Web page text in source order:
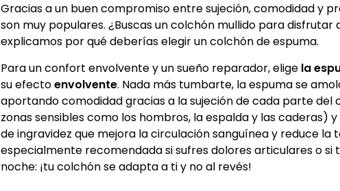
Gracias a un buen compromiso entre sujeción, comodidad y
son muy populares. ¿Buscas un colchón mullido para disfrutar
explicamos por qué deberías elegir un colchón de espuma.
Para un confort envolvente y un sueño reparador, elige la
su efectoenvolvente. Nada más tumbarte, la espuma se
aportando comodidad gracias a la sujeción de cada parte del
zonas sensibles como los hombros, la espalda y las caderas)
de ingravidez que mejora la circulación sanguínea y reduce la
especialmente recomendada si sufres dolores articulares o
noche: ¡tu colchón se adapta a ti y no al revés!